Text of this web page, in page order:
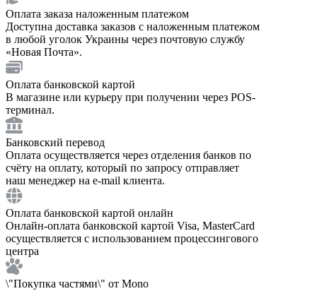
Оплата заказа наложенным платежом
Доступна доставка заказов с наложенным платежом
в любой уголок Украины через почтовую службу
«Новая Почта».
Оплата банковской картой
В магазине или курьеру при получении через POS-
терминал.
Банковский перевод
Оплата осуществляется через отделения банков по
счёту на оплату, который по запросу отправляет
наш менеджер на e-mail клиента.
Оплата банковской картой онлайн
Онлайн-оплата банковской картой Visa, MasterCard
осуществляется с использованием процессингового
центра
\"Покупка частями\" от Mono